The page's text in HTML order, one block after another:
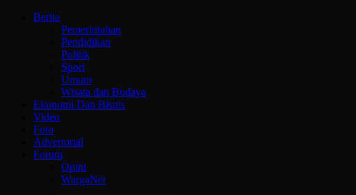
Berita
Pemerintahan
Pendidikan
Politik
Sport
Umum
Wisata dan Budaya
Ekonomi Dan Bisnis
Video
Foto
Advertorial
Forum
Opini
WargaNet